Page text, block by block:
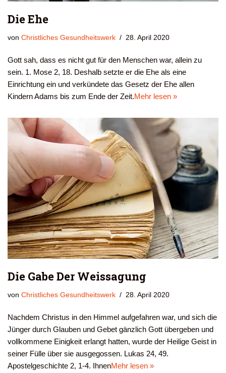
Die Ehe
von Christliches Gesundheitswerk 28. April 2020
Gott sah, dass es nicht gut für den Menschen war, allein zu
sein. 1. Mose 2, 18. Deshalb setzte er die Ehe als eine
Einrichtung ein und verkündete das Gesetz der Ehe allen
Kindern Adams bis zum Ende der Zeit.Mehr lesen »
Die Gabe Der Weissagung
von Christliches Gesundheitswerk 28. April 2020
Nachdem Christus in den Himmel aufgefahren war, und sich die
Jünger durch Glauben und Gebet gänzlich Gott übergeben und
vollkommene Einigkeit erlangt hatten, wurde der Heilige Geist in
seiner Fülle über sie ausgegossen. Lukas 24, 49.
Apostelgeschichte 2, 1-4. IhnenMehr lesen »